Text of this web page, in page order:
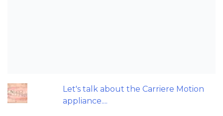
Let's talk about the Carriere Motion
appliance....